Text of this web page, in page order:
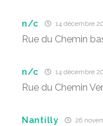
n/c 14 décembre
Rue du Chemin
n/c 14 décembre
Rue du Chemin
Nantilly 26